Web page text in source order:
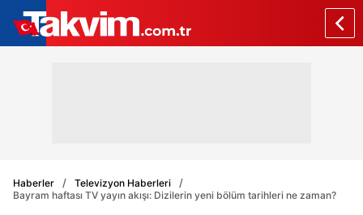
Haberler
Televizyon Haberleri
Bayram haftası TV yayın akışı: Dizilerin yeni bölüm tarihleri ne zaman?